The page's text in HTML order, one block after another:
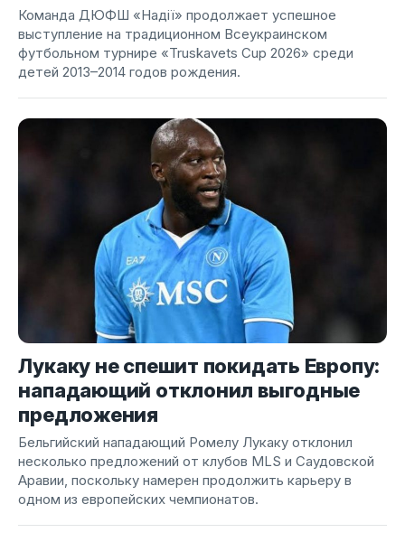
Команда ДЮФШ «Надії» продолжает успешное
выступление на традиционном Всеукраинском
футбольном турнире «Truskavets Cup 2026» среди
детей 2013–2014 годов рождения.
Лукаку не спешит покидать Европу:
нападающий отклонил выгодные
предложения
Бельгийский нападающий Ромелу Лукаку отклонил
несколько предложений от клубов MLS и Саудовской
Аравии, поскольку намерен продолжить карьеру в
одном из европейских чемпионатов.